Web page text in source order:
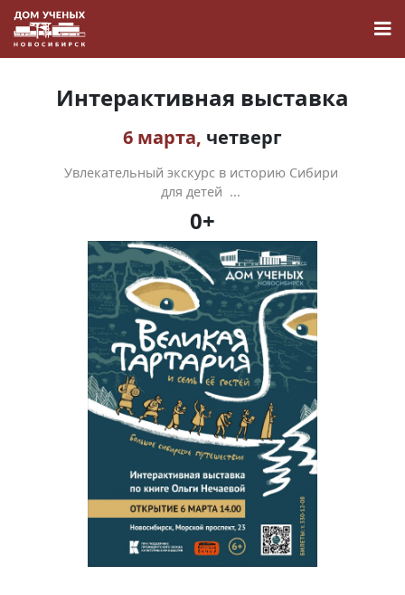
Новости
О Доме учёных
Виртуальный тур
Контакты
Вакансии
Интерактивная выставка
6 марта, четверг
Увлекательный экскурс в историю Сибири
для детей ...
0+